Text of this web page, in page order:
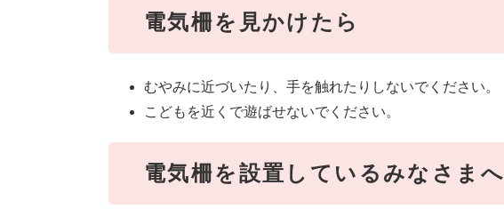
電気柵を見かけたら
むやみに近づいたり、手を触れたりしないでください。
こどもを近くで遊ばせないでください。
電気柵を設置しているみなさまへ